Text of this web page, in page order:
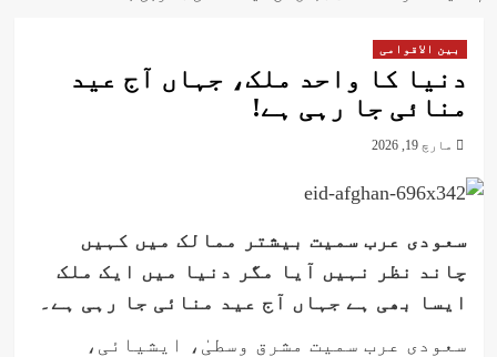
بین الاقوامی
دنیا کا واحد ملک، جہاں آج عید
منائی جا رہی ہے!
مارچ 19, 2026
سعودی عرب سمیت بیشتر ممالک میں کہیں
چاند نظر نہیں آیا مگر دنیا میں ایک ملک
ایسا بھی ہے جہاں آج عید منائی جا رہی ہے۔
سعودی عرب سمیت مشرق وسطیٰ، ایشیائی،